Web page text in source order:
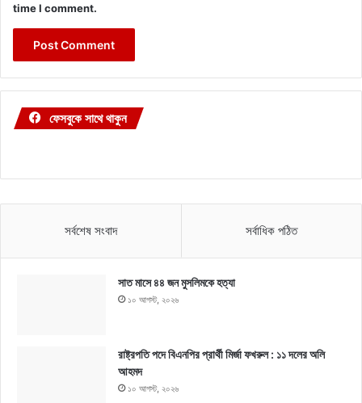
time I comment.
ফেসবুকে সাথে থাকুন
সর্বশেষ সংবাদ সর্বাধিক পঠিত
সাত মাসে ৪৪ জন মুসলিমকে হত্যা
১০ আগস্ট, ২০২৬
রাষ্ট্রপতি পদে বিএনপির প্রার্থী মির্জা ফখরুল : ১১ দলের অলি
আহমদ
১০ আগস্ট, ২০২৬